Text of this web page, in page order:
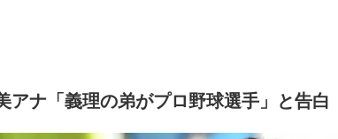
アナ「義理の弟がプロ野球選手」と告白